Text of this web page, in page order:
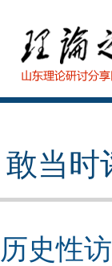
敢当时
历史性